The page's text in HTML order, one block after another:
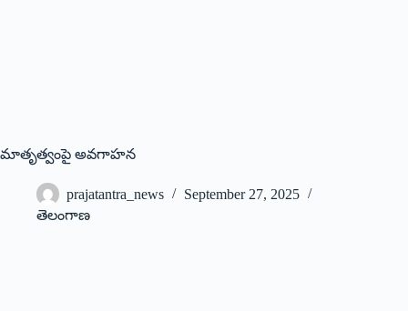
మాతృత్వంపై అవగాహన
prajatantra_news
September 27, 2025
తెలంగాణ